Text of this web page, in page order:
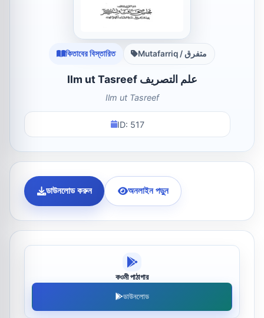
কিতাবের বিস্তারিত Mutafarriq / متفرق
Ilm ut Tasreef علم التصریف
Ilm ut Tasreef
ID: 517
ডাউনলোড করুন অনলাইন পড়ুন
কওমী পাঠাগার
ডাউনলোড